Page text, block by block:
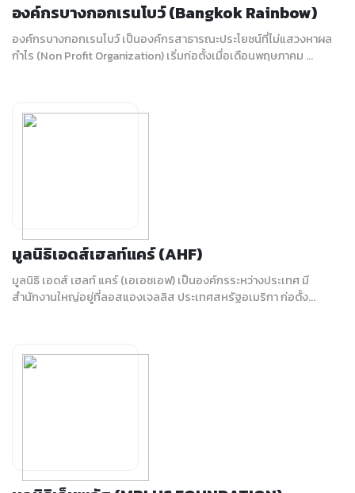
องค์กรบางกอกเรนโบว์ (Bangkok Rainbow)
องค์กรบางกอกเรนโบว์ เป็นองค์กรสาธารณะประโยชน์ที่ไม่แสวงหาผล
กำไร (Non Profit Organization) เริ่มก่อตั้งเมื่อเดือนพฤษภาคม ...
มูลนิธิเอดส์เฮลท์แคร์ (AHF)
มูลนิธิ เอดส์ เฮลท์ แคร์ (เอเอชเอฟ) เป็นองค์กรระหว่างประเทศ มี
สำนักงานใหญ่อยู่ที่ลอสแองเจลลิส ประเทศสหรัฐอเมริกา ก่อตั้ง...